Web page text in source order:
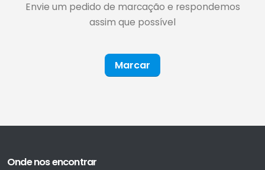
Envie um pedido de marcação e respondemos
assim que possível
Marcar
Onde nos encontrar